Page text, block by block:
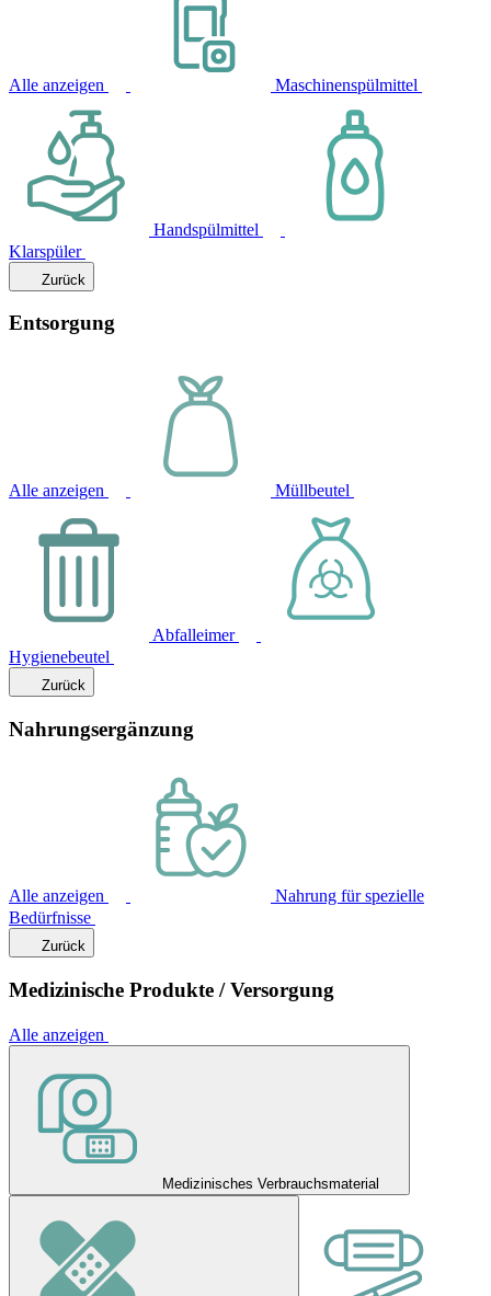
Alle anzeigen Maschinenspülmittel
Handspülmittel
Klarspüler
Zurück
Entsorgung
Alle anzeigen Müllbeutel
Abfalleimer
Hygienebeutel
Zurück
Nahrungsergänzung
Alle anzeigen
Nahrung für spezielle
Bedürfnisse
Zurück
Medizinische Produkte / Versorgung
Alle anzeigen
Medizinisches Verbrauchsmaterial